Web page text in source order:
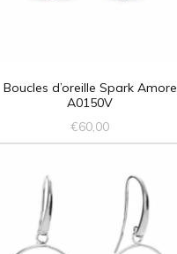
Boucles d’oreille Spark Amore
A0150V
€60,00